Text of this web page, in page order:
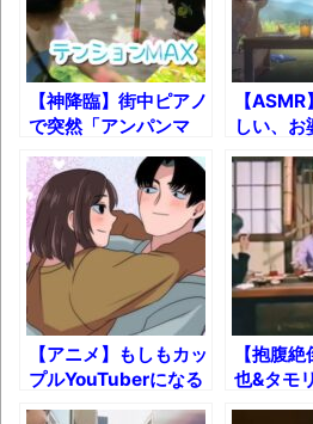
葉月つばさちゃん、昔
かなりお姉さんになった
壊れたエアコンと歌え
バージョンアップ情報
Backupper Standard
ップ
高嶋ちさ子、ダウン症
件の一部始終と衝撃の結
【呆然】北海道旅行ワ
盛で食うぞ！！！うおお
お！！！！！」→結
果･････････････････････
【神降臨】街中ピアノ
で突然「アンパンマ
ン」弾いたら可愛すぎ
る女の子キターーー
www
【
しい、
夏の昼下
【アニメ】もしもカッ
プルYouTuberになる
とどうなるのか？【ヤ
【抱腹
也&タモ
による九